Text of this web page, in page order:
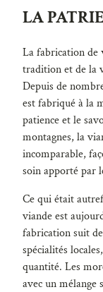
LA
La fabrication de
tradition et de la
Depuis de
est fabriqué à la
patience et le
montagnes, la
incomparable,
soin apporté par
Ce qui était
viande est
fabrication suit
spécialités
quantité. Les
avec un mélange